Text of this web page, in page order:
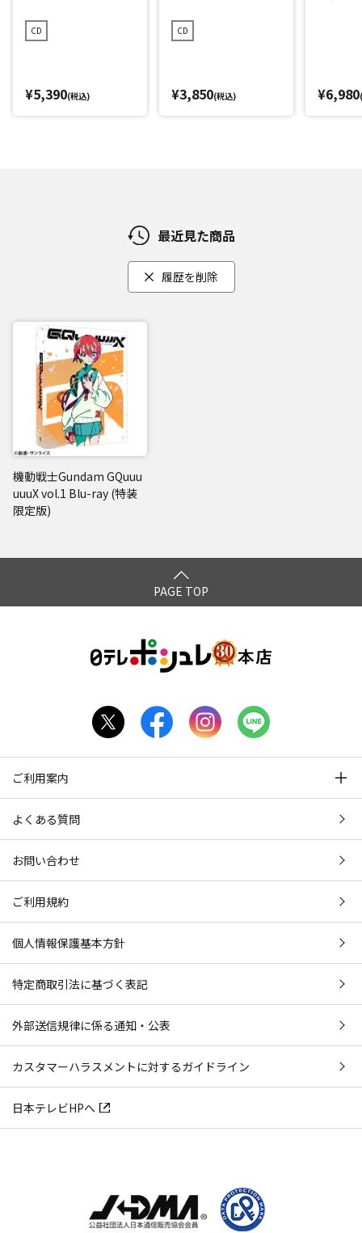
CD
¥5,390(税込)
CD
¥3,850(税込) ¥6,980
最近見た商品
履歴を削除
機動戦士Gundam GQuuu
uuuX vol.1 Blu-ray (特装
限定版)
PAGE TOP
ご利用案内
よくある質問
お問い合わせ
ご利用規約
個人情報保護基本方針
特定商取引法に基づく表記
外部送信規律に係る通知・公表
カスタマーハラスメントに対するガイドライン
日本テレビHPへ